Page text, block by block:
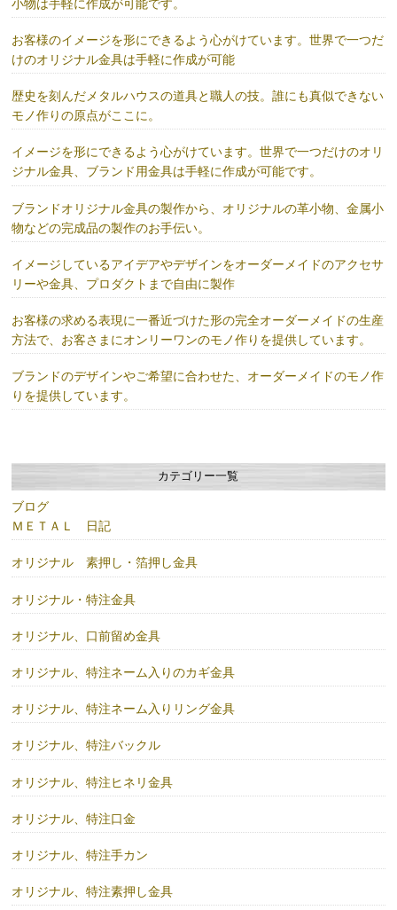
小物は手軽に作成が可能です。
お客様のイメージを形にできるよう心がけています。世界で一つだ
けのオリジナル金具は手軽に作成が可能
歴史を刻んだメタルハウスの道具と職人の技。誰にも真似できない
モノ作りの原点がここに。
イメージを形にできるよう心がけています。世界で一つだけのオリ
ジナル金具、ブランド用金具は手軽に作成が可能です。
ブランドオリジナル金具の製作から、オリジナルの革小物、金属小
物などの完成品の製作のお手伝い。
イメージしているアイデアやデザインをオーダーメイドのアクセサ
リーや金具、プロダクトまで自由に製作
お客様の求める表現に一番近づけた形の完全オーダーメイドの生産
方法で、お客さまにオンリーワンのモノ作りを提供しています。
ブランドのデザインやご希望に合わせた、オーダーメイドのモノ作
りを提供しています。
カテゴリー一覧
ブログ
ＭＥＴＡＬ 日記
オリジナル 素押し・箔押し金具
オリジナル・特注金具
オリジナル、口前留め金具
オリジナル、特注ネーム入りのカギ金具
オリジナル、特注ネーム入りリング金具
オリジナル、特注バックル
オリジナル、特注ヒネリ金具
オリジナル、特注口金
オリジナル、特注手カン
オリジナル、特注素押し金具